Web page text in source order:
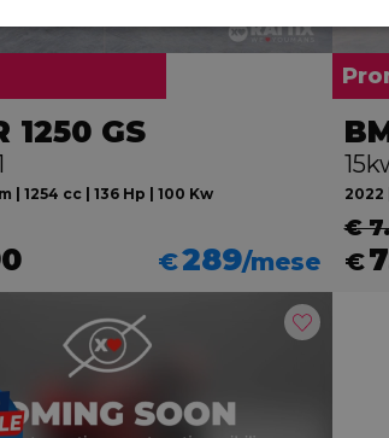
1250 GS
| 1254 cc | 136 Hp | 100 Kw
€289/mese
2022
€
€